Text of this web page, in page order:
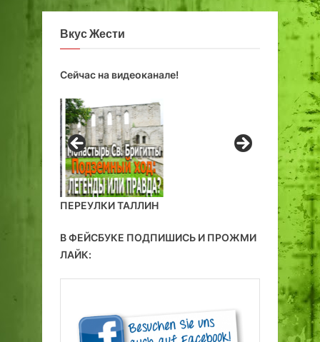
Вкус Жести
Сейчас на видеоканале!
ПЕРЕУЛКИ ТАЛЛИН
В ФЕЙСБУКЕ ПОДПИШИСЬ И ПРОЖМИ
ЛАЙК: